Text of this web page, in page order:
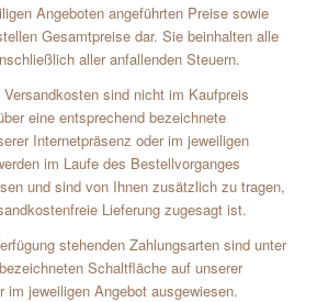
Angeboten angeführten Preise sowie
Gesamtpreise dar. Sie beinhalten alle
aller anfallenden Steuern.
sind nicht im Kaufpreis
eine entsprechend bezeichnete
Internetpräsenz oder im jeweiligen
im Laufe des Bestellvorganges
und sind von Ihnen zusätzlich zu tragen,
Lieferung zugesagt ist.
stehenden Zahlungsarten sind unter
Schaltfläche auf unserer
im jeweiligen Angebot ausgewiesen.